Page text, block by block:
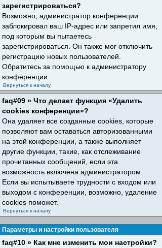
зарегистрироваться?
Возможно, администратор конференции
заблокировал ваш IP-адрес или запретил имя,
под которым вы пытаетесь
зарегистрироваться. Он также мог отключить
регистрацию новых пользователей.
Обратитесь за помощью к администратору
конференции.
Вернуться к началу
faq#09 » Что делает функция «Удалить
cookies конференции»?
Она удаляет все созданные cookies, которые
позволяют вам оставаться авторизованными
на этой конференции, а также выполняет
другие функции, такие, как отслеживание
прочитанных сообщений, если эта
возможность включена администратором.
Если вы испытываете трудности с входом или
выходом с конференции, возможно, удаление
cookies поможет.
Вернуться к началу
Параметры и настройки пользователя
faq#10 » Как мне изменить мои настройки?